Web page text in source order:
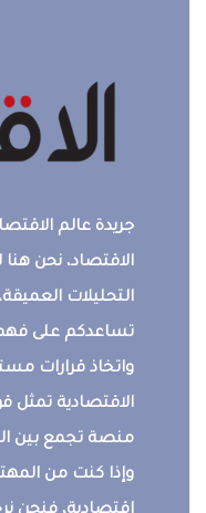
جريدة عالم
الاقتصاد، نحن هنا
التحليلات
تساعدكم على فهم
واتخاذ قرارات
الاقتصادية
منصة تجمع بين
وإذا كنت من